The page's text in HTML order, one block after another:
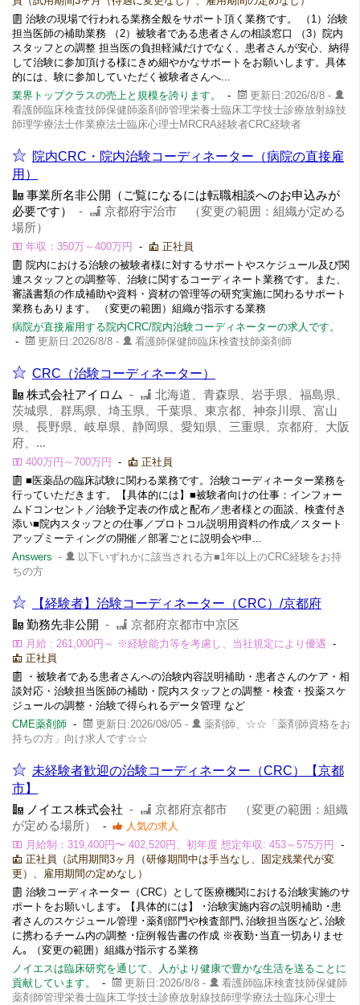
治験の現場で行われる業務全般をサポート頂く業務です。 （1）治験
担当医師の補助業務 （2）被験者である患者さんの相談窓口 （3）院内
スタッフとの調整 担当医の負担軽減だけでなく、患者さんが安心、納得
して治験に参加頂ける様にきめ細やかなサポートをお願いします。具体
的には、験に参加していただく被験者さんへ...
業界トップクラスの売上と規模を誇ります。
-
更新日:2026/8/8 -
看護師臨床検査技師保健師薬剤師管理栄養士臨床工学技士診療放射線技
師理学療法士作業療法士臨床心理士MRCRA経験者CRC経験者
院内CRC・院内治験コーディネーター（病院の直接雇
用）
事業所名非公開（ご覧になるには転職相談へのお申込みが
必要です）
-
京都府宇治市 （変更の範囲：組織が定める
場所）
年収：350万～400万円 -
正社員
院内における治験の被験者様に対するサポートやスケジュール及び関
連スタッフとの調整等、治験に関するコーディネート業務です。また、
審議書類の作成補助や資料・資材の管理等の研究実施に関わるサポート
業務もあります。 （変更の範囲）組織が指示する業務
病院が直接雇用する院内CRC/院内治験コーディネーターの求人です。
-
更新日:2026/8/8 - 看護師保健師臨床検査技師薬剤師
CRC（治験コーディネーター）
株式会社アイロム -
北海道、青森県、岩手県、福島県、
茨城県、群馬県、埼玉県、千葉県、東京都、神奈川県、富山
県、長野県、岐阜県、静岡県、愛知県、三重県、京都府、大阪
府、...
400万円～700万円 -
正社員
■医薬品の臨床試験に関わる業務です。治験コーディネーター業務を
行っていただきます。【具体的には】■被験者向けの仕事：インフォー
ムドコンセント／治験予定表の作成と配布／患者様との面談、検査付き
添い■院内スタッフとの仕事／プロトコル説明用資料の作成／スタート
アップミーティングの開催／部署ごとに説明会や申...
Answers -
以下いずれかに該当される方■1年以上のCRC経験をお持
ちの方
【経験者】治験コーディネーター（CRC）/京都府
勤務先非公開 - 京都府京都市中京区
月給 : 261,000円～ ※経験能力等を考慮し、当社規定により優遇 -
正社員
・被験者である患者さんへの治験内容説明補助・患者さんのケア・相
談対応・治験担当医師の補助・院内スタッフとの調整・検査・投薬スケ
ジュールの調整・治験で得られるデータ管理 など
CME薬剤師 - 更新日:2026/08/05 -
薬剤師、☆☆「薬剤師資格をお
持ちの方」向け求人です☆☆
未経験者歓迎の治験コーディネーター（CRC）【京都
市】
ノイエス株式会社 -
京都府京都市 （変更の範囲：組織
が定める場所）
-
人気の求人
月給制：319,400円〜 402,520円、初年度 想定年収: 453～575万円
-
正社員（試用期間3ヶ月（研修期間中は手当なし、固定残業代が変
更）、雇用期間の定めなし）
治験コーディネーター（CRC）として医療機関における治験実施のサ
ポートをお願いします｡ 【具体的には】 ･治験実施内容の説明補助 ･患
者さんのスケジュール管理 ･薬剤部門や検査部門､治験担当医など､治験
に携わるチーム内の調整 ･症例報告書の作成 ※夜勤･当直一切ありませ
ん｡ （変更の範囲）組織が指示する業務
ノイエスは臨床研究を通じて、人がより健康で豊かな生活を送ることに
貢献しています。
- 更新日:2026/8/8 -
看護師臨床検査技師保健師
薬剤師管理栄養士臨床工学技士診療放射線技師理学療法士臨床心理士